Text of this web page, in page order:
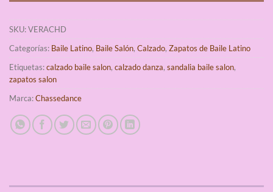
SKU:VERACHD
Categorías: Baile Latino, Baile Salón, Calzado, Zapatos de Baile Latino
Etiquetas:calzado baile salon, calzado danza, sandalia baile salon,
zapatos salon
Marca:Chassedance